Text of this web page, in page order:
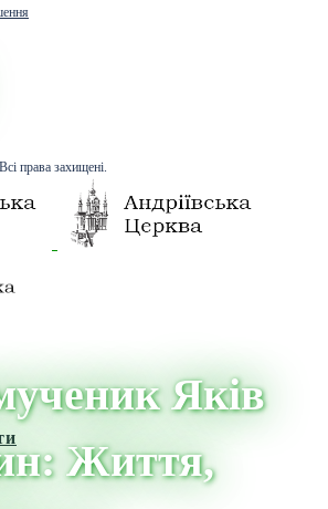
права захищені.
Яків
Життя,